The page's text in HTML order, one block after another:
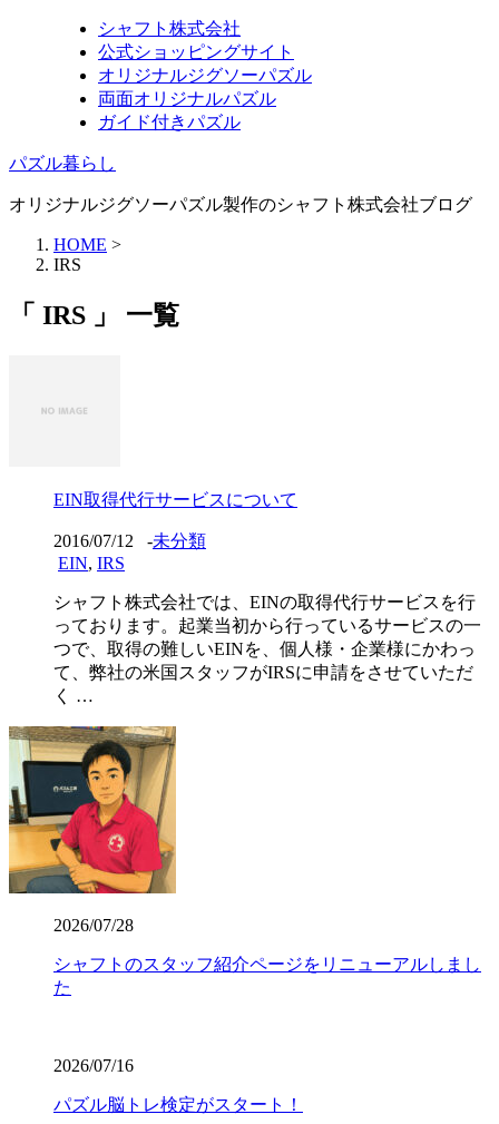
シャフト株式会社
公式ショッピングサイト
オリジナルジグソーパズル
両面オリジナルパズル
ガイド付きパズル
パズル暮らし
オリジナルジグソーパズル製作のシャフト株式会社ブログ
HOME >
IRS
「 IRS 」 一覧
EIN取得代行サービスについて
2016/07/12 -未分類
EIN, IRS
シャフト株式会社では、EINの取得代行サービスを行
っております。起業当初から行っているサービスの一
つで、取得の難しいEINを、個人様・企業様にかわっ
て、弊社の米国スタッフがIRSに申請をさせていただ
く …
2026/07/28
シャフトのスタッフ紹介ページをリニューアルしまし
た
2026/07/16
パズル脳トレ検定がスタート！